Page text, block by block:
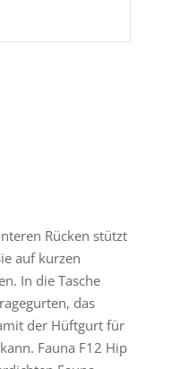
Rücken stützt
auf kurzen
In die Tasche
das
der Hüftgurt für
Fauna F12 Hip